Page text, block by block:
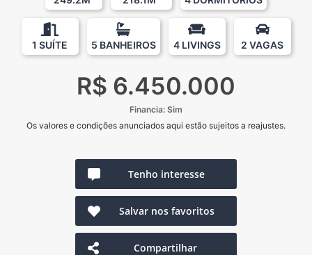
1 SUÍTE 5 BANHEIROS 4 LIVINGS 2 VAGAS
R$ 6.450.000
Financia: Sim
Os valores e condições anunciados aqui estão sujeitos a reajustes.
Tenho interesse
Salvar nos favoritos
Compartilhar